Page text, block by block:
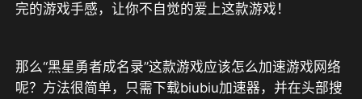
完的游戏手感，让你不自觉的爱上这款游戏！
那么“黑星勇者成名录”这款游戏应该怎么加速游戏网络
呢？方法很简单，只需下载biubiu加速器，并在头部搜